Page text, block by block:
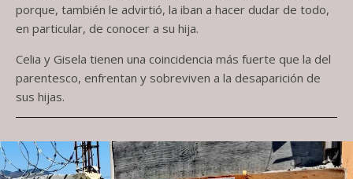
porque, también le advirtió, la iban a hacer dudar de todo,
en particular, de conocer a su hija.
Celia y Gisela tienen una coincidencia más fuerte que la del
parentesco, enfrentan y sobreviven a la desaparición de
sus hijas.